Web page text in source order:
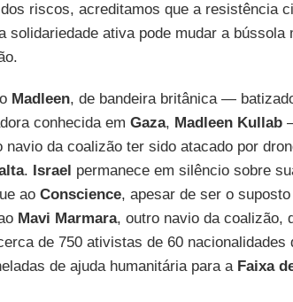
riscos, acreditamos que a resistência
solidariedade ativa pode mudar a bússola
Madleen, de bandeira britânica —
conhecida em Gaza, Madleen Kullab
navio da coalizão ter sido atacado por
. Israel permanece em silêncio sobre
ao Conscience, apesar de ser o
Mavi Marmara, outro navio da coalizão,
de 750 ativistas de 60 nacionalidades
de ajuda humanitária para a Faixa